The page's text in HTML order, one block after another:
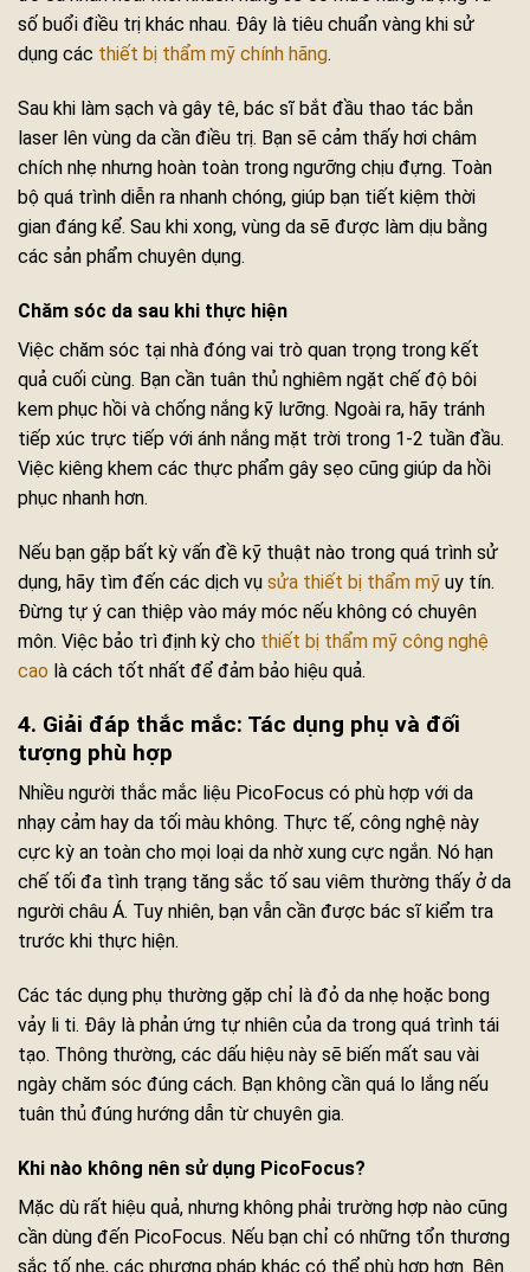
số buổi điều trị khác nhau. Đây là tiêu chuẩn vàng khi sử
dụng các thiết bị thẩm mỹ chính hãng.
Sau khi làm sạch và gây tê, bác sĩ bắt đầu thao tác bắn
laser lên vùng da cần điều trị. Bạn sẽ cảm thấy hơi châm
chích nhẹ nhưng hoàn toàn trong ngưỡng chịu đựng. Toàn
bộ quá trình diễn ra nhanh chóng, giúp bạn tiết kiệm thời
gian đáng kể. Sau khi xong, vùng da sẽ được làm dịu bằng
các sản phẩm chuyên dụng.
Chăm sóc da sau khi thực hiện
Việc chăm sóc tại nhà đóng vai trò quan trọng trong kết
quả cuối cùng. Bạn cần tuân thủ nghiêm ngặt chế độ bôi
kem phục hồi và chống nắng kỹ lưỡng. Ngoài ra, hãy tránh
tiếp xúc trực tiếp với ánh nắng mặt trời trong 1-2 tuần đầu.
Việc kiêng khem các thực phẩm gây sẹo cũng giúp da hồi
phục nhanh hơn.
Nếu bạn gặp bất kỳ vấn đề kỹ thuật nào trong quá trình sử
dụng, hãy tìm đến các dịch vụ sửa thiết bị thẩm mỹ uy tín.
Đừng tự ý can thiệp vào máy móc nếu không có chuyên
môn. Việc bảo trì định kỳ cho thiết bị thẩm mỹ công nghệ
cao là cách tốt nhất để đảm bảo hiệu quả.
4. Giải đáp thắc mắc: Tác dụng phụ và đối
tượng phù hợp
Nhiều người thắc mắc liệu PicoFocus có phù hợp với da
nhạy cảm hay da tối màu không. Thực tế, công nghệ này
cực kỳ an toàn cho mọi loại da nhờ xung cực ngắn. Nó hạn
chế tối đa tình trạng tăng sắc tố sau viêm thường thấy ở da
người châu Á. Tuy nhiên, bạn vẫn cần được bác sĩ kiểm tra
trước khi thực hiện.
Các tác dụng phụ thường gặp chỉ là đỏ da nhẹ hoặc bong
vảy li ti. Đây là phản ứng tự nhiên của da trong quá trình tái
tạo. Thông thường, các dấu hiệu này sẽ biến mất sau vài
ngày chăm sóc đúng cách. Bạn không cần quá lo lắng nếu
tuân thủ đúng hướng dẫn từ chuyên gia.
Khi nào không nên sử dụng PicoFocus?
Mặc dù rất hiệu quả, nhưng không phải trường hợp nào cũng
cần dùng đến PicoFocus. Nếu bạn chỉ có những tổn thương
sắc tố nhẹ, các phương pháp khác có thể phù hợp hơn. Bên